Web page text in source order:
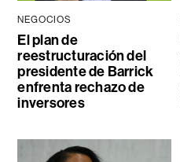
NEGOCIOS
El plan de
reestructuración del
presidente de Barrick
enfrenta rechazo de
inversores